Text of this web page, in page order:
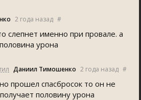
2 года назад #
слепнет именно при провале. а
урона
Даниил Тимошенко 2 года назад #
прошел спасбросок то он не
половину урона